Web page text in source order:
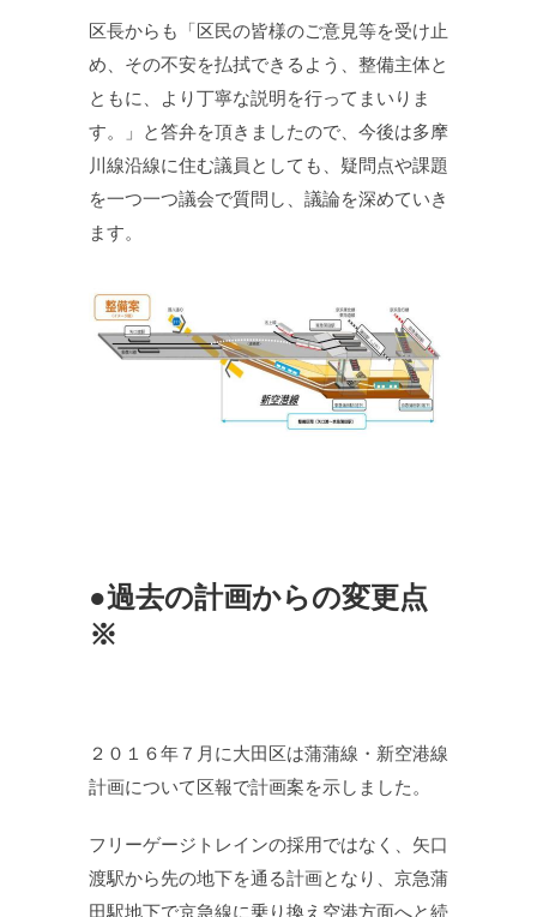
区長からも「区民の皆様のご意見等を受け止
め、その不安を払拭できるよう、整備主体と
ともに、より丁寧な説明を行ってまいりま
す。」と答弁を頂きましたので、今後は多摩
川線沿線に住む議員としても、疑問点や課題
を一つ一つ議会で質問し、議論を深めていき
ます。
●過去の計画からの変更点
※
２０１６年７月に大田区は蒲蒲線・新空港線
計画について区報で計画案を示しました。
フリーゲージトレインの採用ではなく、矢口
渡駅から先の地下を通る計画となり、京急蒲
田駅地下で京急線に乗り換え空港方面へと続